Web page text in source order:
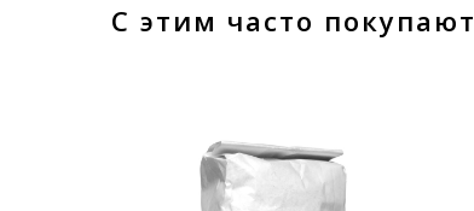
С этим часто покупают